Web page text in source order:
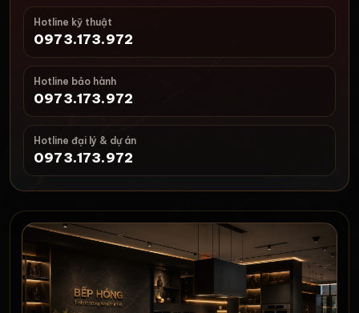
Hotline kỹ thuật
0973.173.972
Hotline bảo hành
0973.173.972
Hotline đại lý & dự án
0973.173.972